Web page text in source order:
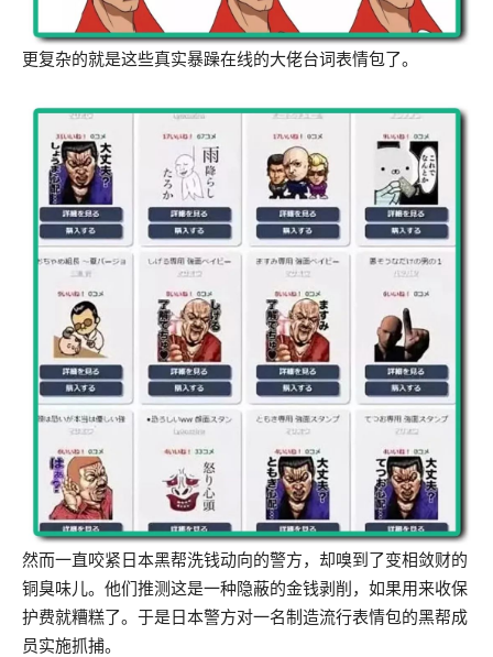
更复杂的就是这些真实暴躁在线的大佬台词表情包了。
然而一直咬紧日本黑帮洗钱动向的警方，却嗅到了变相敛财的
铜臭味儿。他们推测这是一种隐蔽的金钱剥削，如果用来收保
护费就糟糕了。于是日本警方对一名制造流行表情包的黑帮成
员实施抓捕。